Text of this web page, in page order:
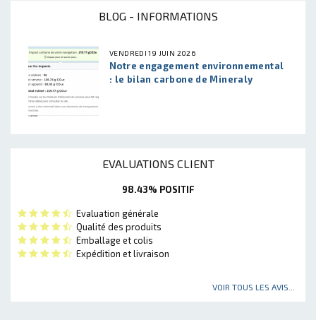
BLOG - INFORMATIONS
VENDREDI 19 JUIN 2026
Notre engagement environnemental
: le bilan carbone de Mineraly
EVALUATIONS CLIENT
98.43% POSITIF
Evaluation générale
Qualité des produits
Emballage et colis
Expédition et livraison
VOIR TOUS LES AVIS...